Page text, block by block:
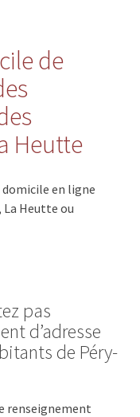
de
Heutte
en ligne
La Heutte ou
pas
d’adresse
de Péry-
renseignement